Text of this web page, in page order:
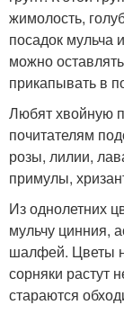
жимолость,
посадок мульча
можно
прикапывать в
Любят хвойную
почитателям
розы, лилии,
примулы,
Из однолетних
мульчу цинния,
шалфей. Цветы
сорняки растут
стараются